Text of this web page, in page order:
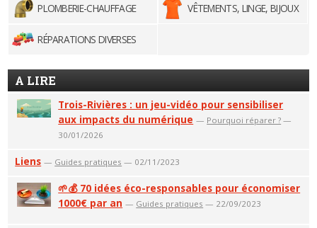
PLOMBERIE-CHAUFFAGE VÊTEMENTS, LINGE, BIJOUX
RÉPARATIONS DIVERSES
A LIRE
Trois-Rivières : un jeu-vidéo pour sensibiliser
aux impacts du numérique — Pourquoi réparer ? —
30/01/2026
Liens — Guides pratiques — 02/11/2023
🌱💰 70 idées éco-responsables pour économiser
1000€ par an — Guides pratiques — 22/09/2023